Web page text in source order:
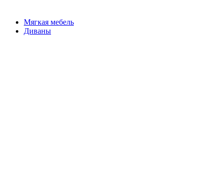
Мягкая мебель
Диваны